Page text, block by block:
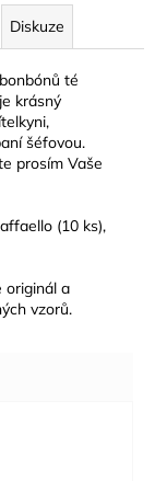
Diskuze
té
krásný
šéfovou.
prosím Vaše
(10 ks),
originál a
vzorů.